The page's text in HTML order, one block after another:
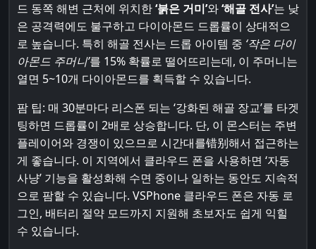
드 동쪽 해변 근처에 위치한‘붉은 거미’와‘해골 전사’는 낮
은 공격력에도 불구하고 다이아몬드 드롭률이 상대적으
로 높습니다. 특히 해골 전사는 드롭 아이템 중 ‘작은 다이
아몬드 주머니’를 15% 확률로 떨어뜨리는데, 이 주머니는
열면 5~10개 다이아몬드를 획득할 수 있습니다.
팜 팁: 매 30분마다 리스폰 되는 ‘강화된 해골 장교’를 타겟
팅하면 드롭률이 2배로 상승합니다. 단, 이 몬스터는 주변
플레이어와 경쟁이 있으므로 시간대를错别해서 접근하는
게 좋습니다. 이 지역에서 클라우드 폰을 사용하면 ‘자동
사냥’ 기능을 활성화해 수면 중이나 일하는 동안도 지속적
으로 팜할 수 있습니다. VSPhone 클라우드 폰은 자동 로
그인, 배터리 절약 모드까지 지원해 초보자도 쉽게 익힐
수 있습니다.